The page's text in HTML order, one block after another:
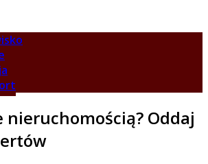
nieruchomością? Oddaj